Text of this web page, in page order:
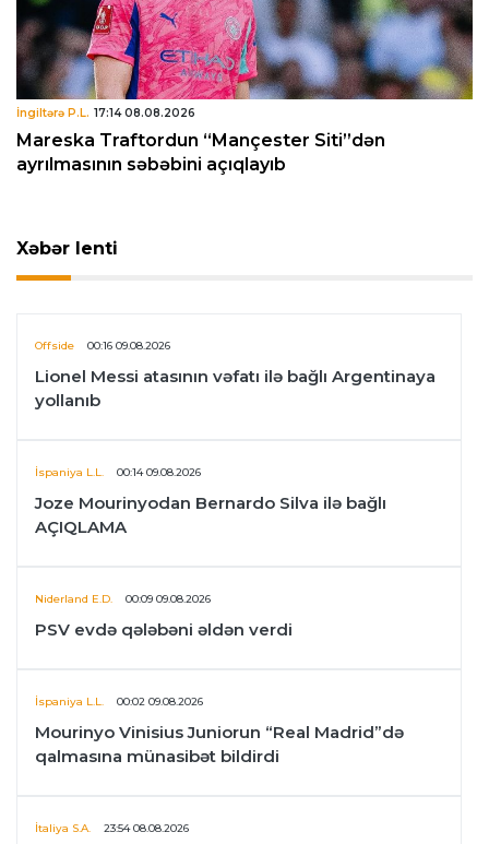
İngiltərə P.L. 17:14 08.08.2026
Mareska Traftordun “Mançester Siti”dən
ayrılmasının səbəbini açıqlayıb
Xəbər lenti
Offside 00:16 09.08.2026
Lionel Messi atasının vəfatı ilə bağlı Argentinaya
yollanıb
İspaniya L.L. 00:14 09.08.2026
Joze Mourinyodan Bernardo Silva ilə bağlı
AÇIQLAMA
Niderland E.D. 00:09 09.08.2026
PSV evdə qələbəni əldən verdi
İspaniya L.L. 00:02 09.08.2026
Mourinyo Vinisius Juniorun “Real Madrid”də
qalmasına münasibət bildirdi
İtaliya S.A. 23:54 08.08.2026